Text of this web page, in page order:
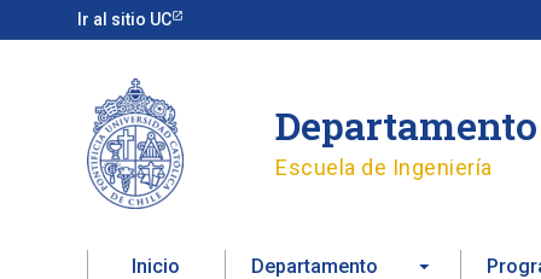
Ir al sitio UC
al
Escuela de Ingeniería
Inicio Departamento